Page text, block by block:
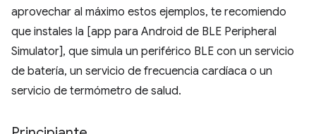
aprovechar al máximo estos ejemplos, te recomiendo
que instales la [app para Android de BLE Peripheral
Simulator], que simula un periférico BLE con un servicio
de batería, un servicio de frecuencia cardíaca o un
servicio de termómetro de salud.